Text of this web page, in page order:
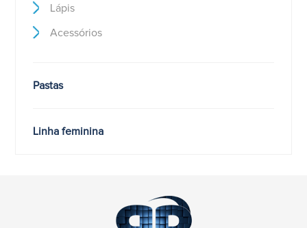
Lápis
Acessórios
Pastas
Linha feminina